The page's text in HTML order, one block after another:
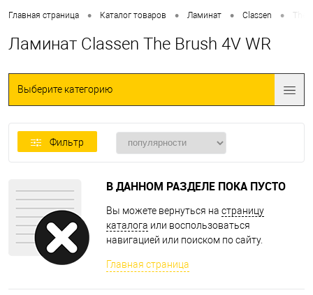
Главная страница • Каталог товаров • Ламинат • Classen • The
Ламинат Classen The Brush 4V WR
Выберите категорию
Фильтр
В ДАННОМ РАЗДЕЛЕ ПОКА ПУСТО
Вы можете вернуться на страницу
каталога или воспользоваться
навигацией или поиском по сайту.
Главная страница